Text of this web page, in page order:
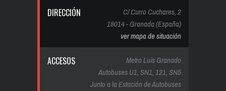
DIRECCIÓN
C/ Curro Cuchares, 2
18014 - Granada (España)
ver mapa de situación
ACCESOS
Metro Luis Granado
Autobuses U1, SN1, 121, SN5
Junto a la Estación de Autobuses